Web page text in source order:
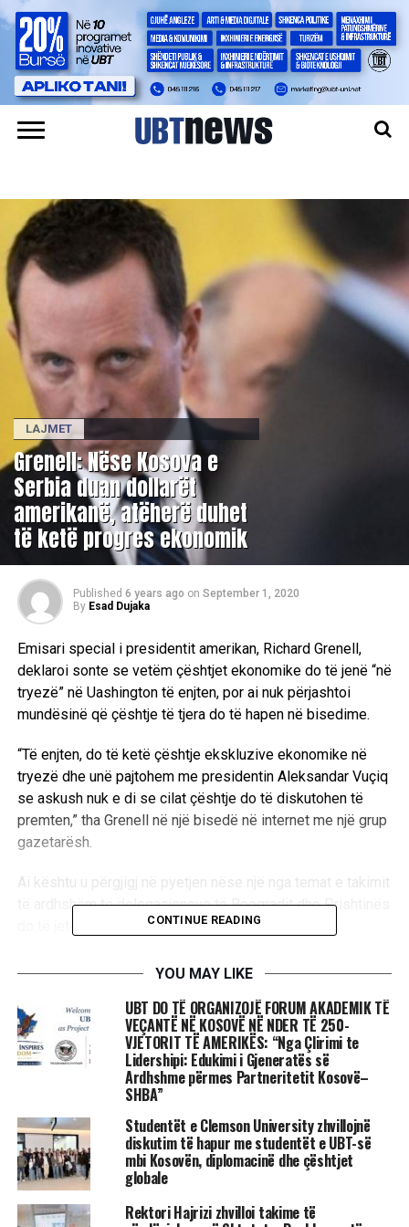
LAJMET
​Grenell: Nëse Kosova e
Serbia duan dollarët
amerikanë, atëherë duhet
të ketë progres ekonomik
Published 6 years ago on September 1, 2020
By Esad Dujaka
Emisari special i presidentit amerikan, Richard Grenell,
deklaroi sonte se vetëm çështjet ekonomike do të jenë “në
tryezë” në Uashington të enjten, por ai nuk përjashtoi
mundësinë që çështje të tjera do të hapen në bisedime.
“Të enjten, do të ketë çështje ekskluzive ekonomike në
tryezë dhe unë pajtohem me presidentin Aleksandar Vuçiq
se askush nuk e di se cilat çështje do të diskutohen të
premten,” tha Grenell në një bisedë në internet me një grup
gazetarësh.
Ai kështu u përgjigj në pyetjen nëse një nga temat e takimit
të ardhshëm të delegacioneve të Beogradit dhe Prishtinës
do të jetë njohja reciproke.
“Ky është një nga problemet me të cilat përballemi
proces vetëm në mënyrë të njëanshme,” tha Grenell.
“Ne do të shohim se çfarë do të ndodhë të premten, çfarë
do të ndodhë të hënën”, shtoi zyrtari amerikan, duke shtuar
se procesi është çështje e krijimtarisë, jo e shkencës.
I pyetur nëse delegacioneve mund t’u ofrohet një
marrëveshje e ngjashme me atë të arritur midis Izraelit dhe
Emirateve të Bashkuara Arabe, Grenell tha se nuk mund t’i
përgjigjet kësaj pyetjeje.
CONTINUE READING
YOU MAY LIKE
UBT DO TË ORGANIZOJË FORUM AKADEMIK TË
VEÇANTË NË KOSOVË NË NDER TË 250-
VJETORIT TË AMERIKËS: “Nga Çlirimi te
Lidershipi: Edukimi i Gjeneratës së
Ardhshme përmes Partneritetit Kosovë–
SHBA”
Studentët e Clemson University zhvillojnë
diskutim të hapur me studentët e UBT-së
mbi Kosovën, diplomacinë dhe çështjet
globale
Rektori Hajrizi zhvilloi takime të